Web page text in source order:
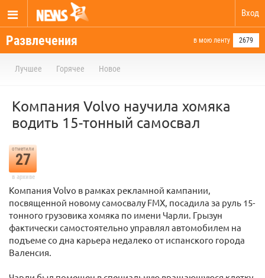
Вход
Развлечения в мою ленту 2679
Лучшее Горячее Новое
Компания Volvo научила хомяка
водить 15-тонный самосвал
отметили
27
в архиве
Компания Volvo в рамках рекламной кампании,
посвященной новому самосвалу FMX, посадила за руль 15-
тонного грузовика хомяка по имени Чарли. Грызун
фактически самостоятельно управлял автомобилем на
подъеме со дна карьера недалеко от испанского города
Валенсия.